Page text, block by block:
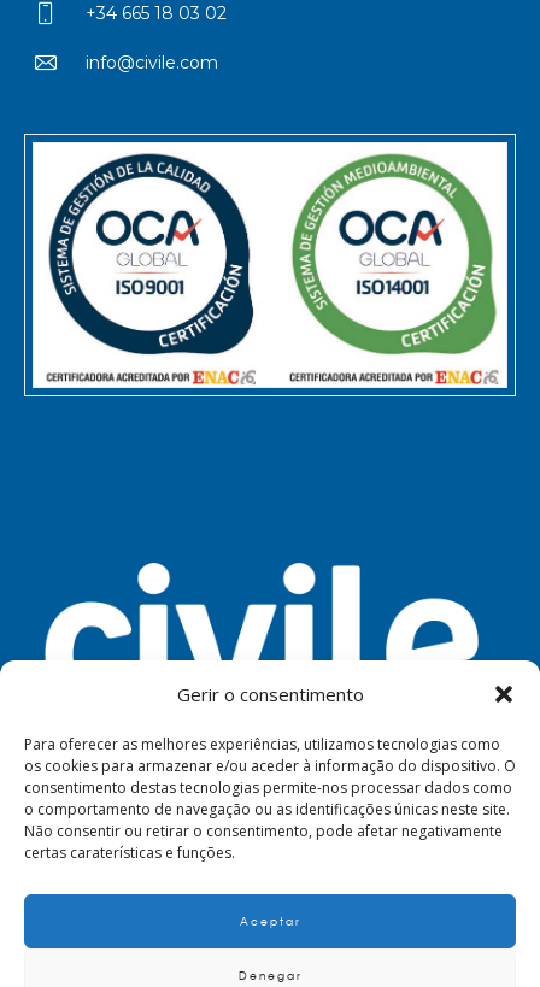
Gerir o consentimento
Para oferecer as melhores experiências, utilizamos tecnologias como
os cookies para armazenar e/ou aceder à informação do dispositivo. O
consentimento destas tecnologias permite-nos processar dados como
o comportamento de navegação ou as identificações únicas neste site.
Não consentir ou retirar o consentimento, pode afetar negativamente
certas caraterísticas e funções.
Aceptar
Denegar
+34 665 18 03 02
info@civile.com
FERRAMENTAS AVISO LEGAL PRIVACIDADE
© 2024. Civile